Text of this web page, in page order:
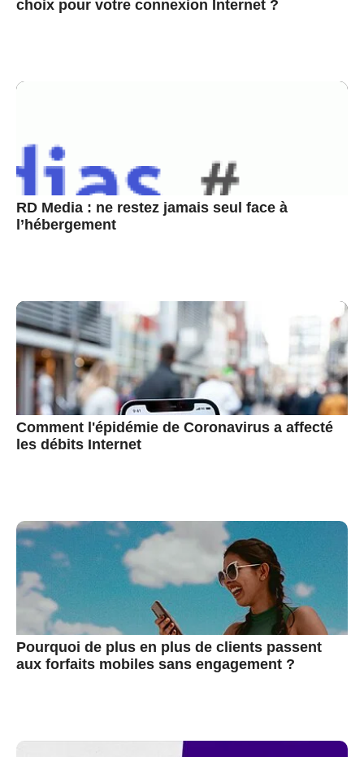
choix pour votre connexion Internet ?
RD Media : ne restez jamais seul face à
l’hébergement
Comment l'épidémie de Coronavirus a affecté
les débits Internet
Pourquoi de plus en plus de clients passent
aux forfaits mobiles sans engagement ?